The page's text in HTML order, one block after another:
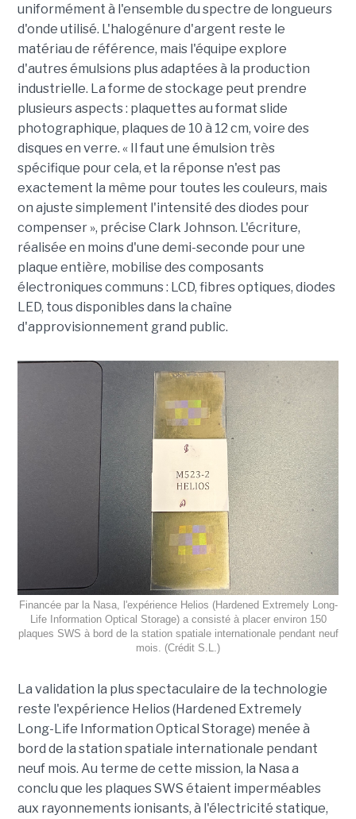
uniformément à l'ensemble du spectre de longueurs
d'onde utilisé. L'halogénure d'argent reste le
matériau de référence, mais l'équipe explore
d'autres émulsions plus adaptées à la production
industrielle. La forme de stockage peut prendre
plusieurs aspects : plaquettes au format slide
photographique, plaques de 10 à 12 cm, voire des
disques en verre. « Il faut une émulsion très
spécifique pour cela, et la réponse n'est pas
exactement la même pour toutes les couleurs, mais
on ajuste simplement l'intensité des diodes pour
compenser », précise Clark Johnson. L'écriture,
réalisée en moins d'une demi-seconde pour une
plaque entière, mobilise des composants
électroniques communs : LCD, fibres optiques, diodes
LED, tous disponibles dans la chaîne
d'approvisionnement grand public.
Financée par la Nasa, l'expérience Helios (Hardened Extremely Long-
Life Information Optical Storage) a consisté à placer environ 150
plaques SWS à bord de la station spatiale internationale pendant neuf
mois. (Crédit S.L.)
La validation la plus spectaculaire de la technologie
reste l'expérience Helios (Hardened Extremely
Long-Life Information Optical Storage) menée à
bord de la station spatiale internationale pendant
neuf mois. Au terme de cette mission, la Nasa a
conclu que les plaques SWS étaient imperméables
aux rayonnements ionisants, à l'électricité statique,